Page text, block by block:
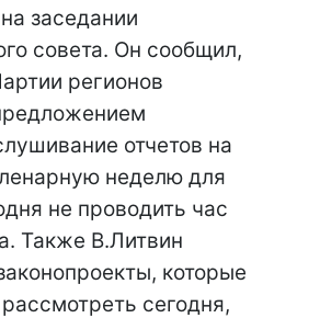
заседании
совета. Он сообщил,
регионов
отчетов на
неделю для
не проводить час
Также В.Литвин
которые
сегодня,